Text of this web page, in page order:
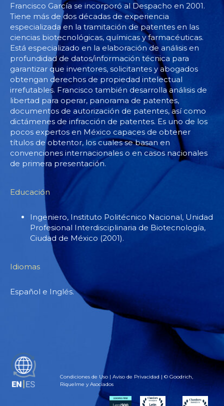
Francisco García se incorporó al Despacho en 2001.
Tiene más de dos décadas de experiencia
especializada en la tramitación de patentes en las
ciencias biotecnológicas, químicas y farmacéuticas.
Está especializado en la elaboración de análisis en
profundidad de datos/información técnica para
garantizar que inventores, solicitantes y abogados
obtengan derechos de propiedad intelectual
irrefutables. Francisco también desarrolla análisis de
libertad para operar, panorama de patentes,
documentos de autorización de patentes, así como
dictámenes de infracción de patentes. Es uno de los
pocos expertos en México capaces de obtener
títulos de obtentor, los cuales se basan en
convenciones internacionales o en casos nacionales
de primera presentación.
Educación
Ingeniero, Instituto Politécnico Nacional, Unidad
Profesional Interdisciplinaria de Biotecnología,
Ciudad de México (2001).
Idiomas
Español e Inglés.
EN
Condiciones de Uso| Aviso de Privacidad | © Goodrich,
Riquelme y Asociados